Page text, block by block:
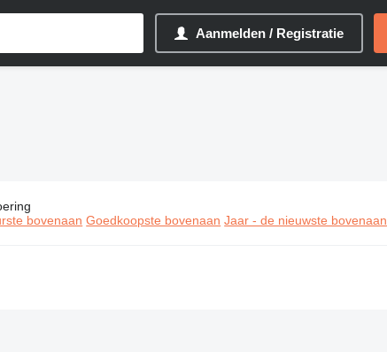
Aanmelden / Registratie
bovenaan Goedkoopste bovenaan Jaar - de nieuwste bovenaan